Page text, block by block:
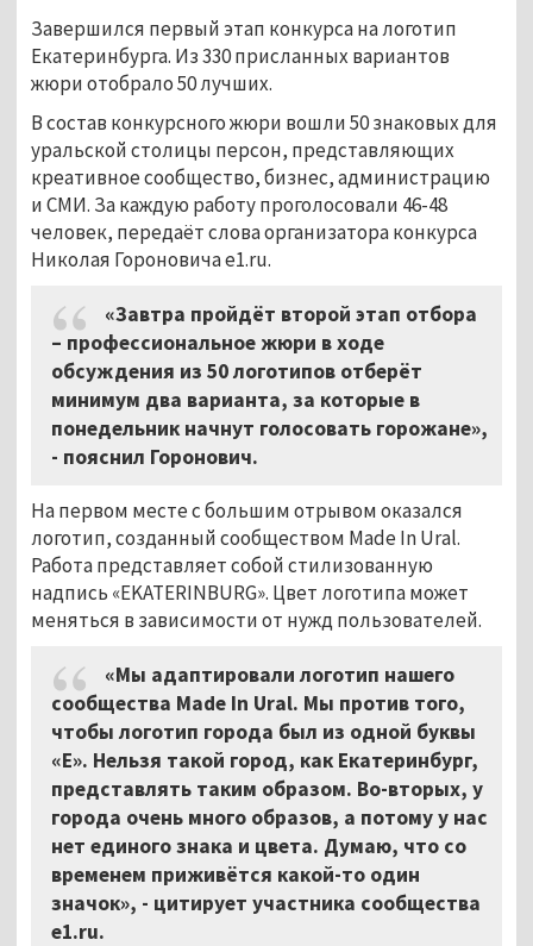
Завершился первый этап конкурса на логотип
Екатеринбурга. Из 330 присланных вариантов
жюри отобрало 50 лучших.
В состав конкурсного жюри вошли 50 знаковых для
уральской столицы персон, представляющих
креативное сообщество, бизнес, администрацию
и СМИ. За каждую работу проголосовали 46-48
человек, передаёт слова организатора конкурса
Николая Гороновича e1.ru.
«Завтра пройдёт второй этап отбора
– профессиональное жюри в ходе
обсуждения из 50 логотипов отберёт
минимум два варианта, за которые в
понедельник начнут голосовать горожане»,
- пояснил Горонович.
На первом месте с большим отрывом оказался
логотип, созданный сообществом Made In Ural.
Работа представляет собой стилизованную
надпись «EKATERINBURG». Цвет логотипа может
меняться в зависимости от нужд пользователей.
«Мы адаптировали логотип нашего
сообщества Made In Ural. Мы против того,
чтобы логотип города был из одной буквы
«Е». Нельзя такой город, как Екатеринбург,
представлять таким образом. Во-вторых, у
города очень много образов, а потому у нас
нет единого знака и цвета. Думаю, что со
временем приживётся какой-то один
значок», - цитирует участника сообщества
e1.ru.